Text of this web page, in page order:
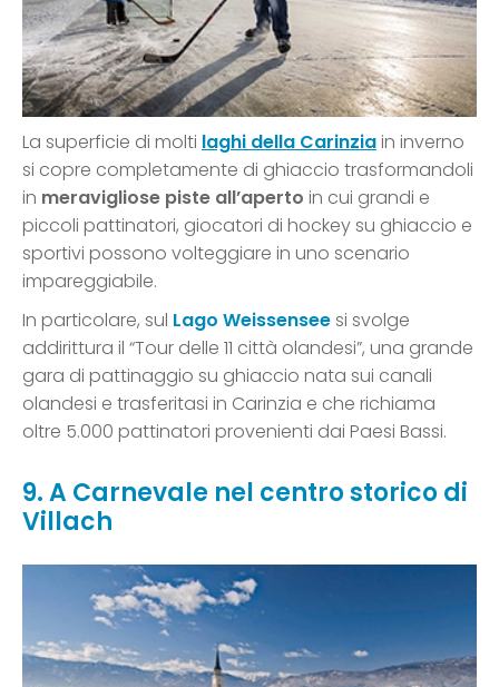
La superficie di molti laghi della Carinziain inverno
si copre completamente di ghiaccio trasformandoli
in meravigliose piste all’aperto in cui grandi e
piccoli pattinatori, giocatori di hockey su ghiaccio e
sportivi possono volteggiare in uno scenario
impareggiabile.
In particolare, sul Lago Weissenseesi svolge
addirittura il “Tour delle 11 città olandesi”, una grande
gara di pattinaggio su ghiaccio nata sui canali
olandesi e trasferitasi in Carinzia e che richiama
oltre 5.000 pattinatori provenienti dai Paesi Bassi.
9. A Carnevale nel centro storico di
Villach